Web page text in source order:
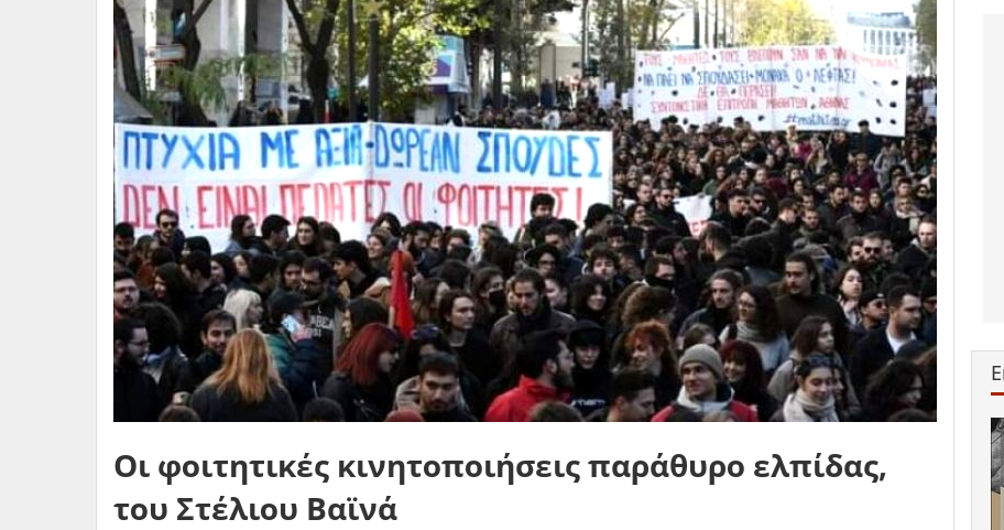
Οι φοιτητικές κινητοποιήσεις παράθυρο ελπίδας,
του Στέλιου Βαϊνά